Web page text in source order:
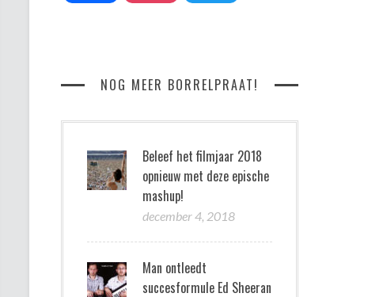
NOG MEER BORRELPRAAT!
Beleef het filmjaar 2018
opnieuw met deze epische
mashup!
december 4, 2018
Man ontleedt
succesformule Ed Sheeran